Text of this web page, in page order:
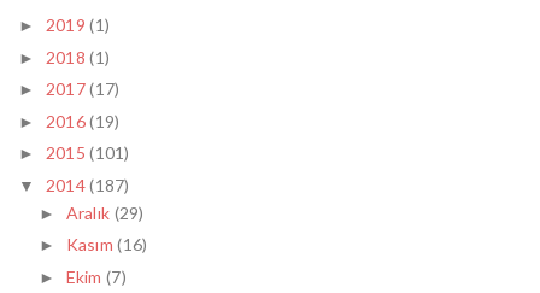
► 2019(1)
► 2018(1)
► 2017(17)
► 2016(19)
► 2015(101)
▼ 2014(187)
► Aralık (29)
► Kasım(16)
► Ekim(7)